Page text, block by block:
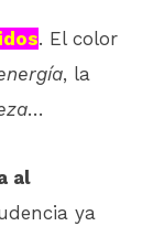
. El color
, la
…
al
ya